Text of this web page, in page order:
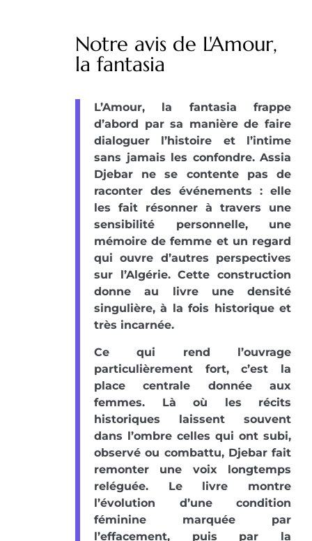
Notre avis de L'Amour,
la fantasia
L’Amour, la fantasia frappe
d’abord par sa manière de faire
dialoguer l’histoire et l’intime
sans jamais les confondre. Assia
Djebar ne se contente pas de
raconter des événements : elle
les fait résonner à travers une
sensibilité personnelle, une
mémoire de femme et un regard
qui ouvre d’autres perspectives
sur l’Algérie. Cette construction
donne au livre une densité
singulière, à la fois historique et
très incarnée.
Ce qui rend l’ouvrage
particulièrement fort, c’est la
place centrale donnée aux
femmes. Là où les récits
historiques laissent souvent
dans l’ombre celles qui ont subi,
observé ou combattu, Djebar fait
remonter une voix longtemps
reléguée. Le livre montre
l’évolution d’une condition
féminine marquée par
l’effacement, puis par la